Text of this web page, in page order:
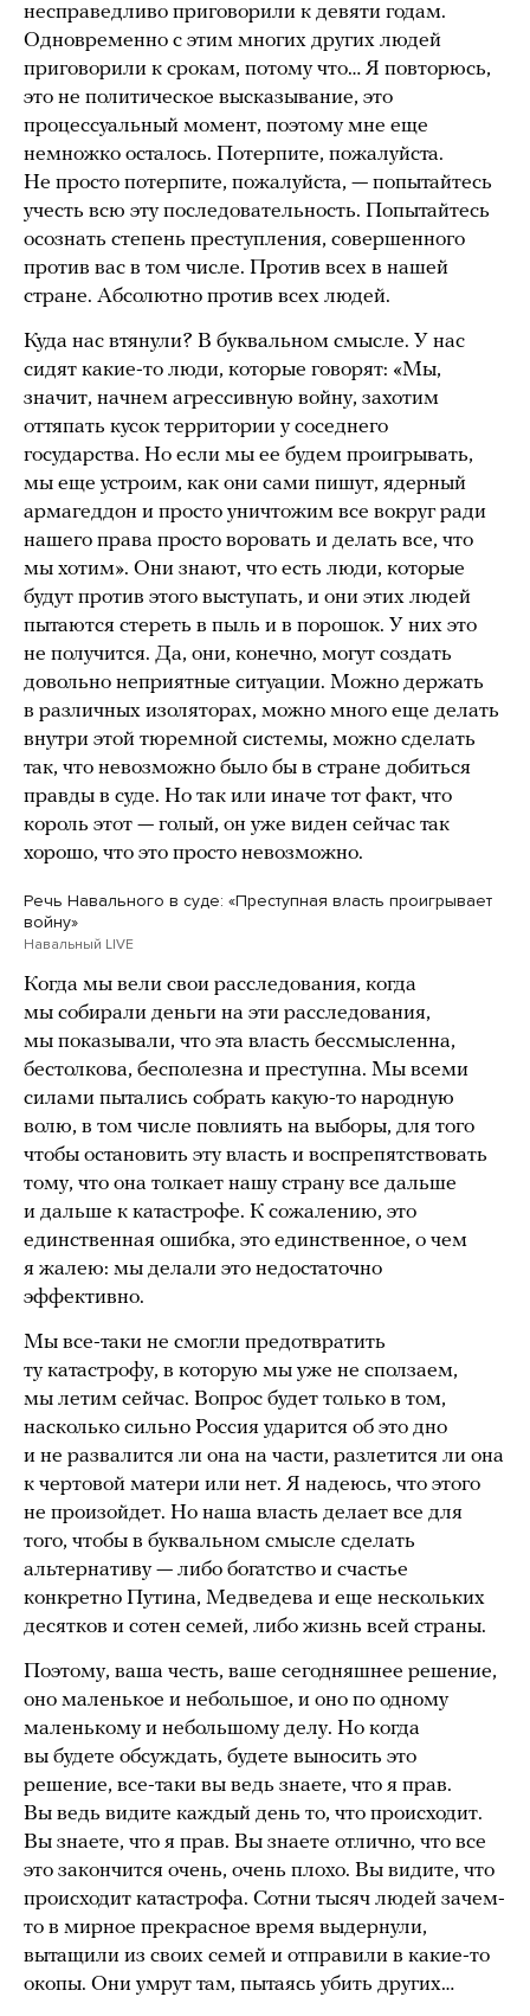
несправедливо приговорили к девяти годам.
Одновременно с этим многих других людей
приговорили к срокам, потому что… Я повторюсь,
это не политическое высказывание, это
процессуальный момент, поэтому мне еще
немножко осталось. Потерпите, пожалуйста.
Не просто потерпите, пожалуйста, — попытайтесь
учесть всю эту последовательность. Попытайтесь
осознать степень преступления, совершенного
против вас в том числе. Против всех в нашей
стране. Абсолютно против всех людей.
Куда нас втянули? В буквальном смысле. У нас
сидят какие-то люди, которые говорят: «Мы,
значит, начнем агрессивную войну, захотим
оттяпать кусок территории у соседнего
государства. Но если мы ее будем проигрывать,
мы еще устроим, как они сами пишут, ядерный
армагеддон и просто уничтожим все вокруг ради
нашего права просто воровать и делать все, что
мы хотим». Они знают, что есть люди, которые
будут против этого выступать, и они этих людей
пытаются стереть в пыль и в порошок. У них это
не получится. Да, они, конечно, могут создать
довольно неприятные ситуации. Можно держать
в различных изоляторах, можно много еще делать
внутри этой тюремной системы, можно сделать
так, что невозможно было бы в стране добиться
правды в суде. Но так или иначе тот факт, что
король этот — голый, он уже виден сейчас так
хорошо, что это просто невозможно.
Речь Навального в суде: «Преступная власть проигрывает
войну»
Навальный LIVE
Когда мы вели свои расследования, когда
мы собирали деньги на эти расследования,
мы показывали, что эта власть бессмысленна,
бестолкова, бесполезна и преступна. Мы всеми
силами пытались собрать какую-то народную
волю, в том числе повлиять на выборы, для того
чтобы остановить эту власть и воспрепятствовать
тому, что она толкает нашу страну все дальше
и дальше к катастрофе. К сожалению, это
единственная ошибка, это единственное, о чем
я жалею: мы делали это недостаточно
эффективно.
Мы все-таки не смогли предотвратить
ту катастрофу, в которую мы уже не сползаем,
мы летим сейчас. Вопрос будет только в том,
насколько сильно Россия ударится об это дно
и не развалится ли она на части, разлетится ли она
к чертовой матери или нет. Я надеюсь, что этого
не произойдет. Но наша власть делает все для
того, чтобы в буквальном смысле сделать
альтернативу — либо богатство и счастье
конкретно Путина, Медведева и еще нескольких
десятков и сотен семей, либо жизнь всей страны.
Поэтому, ваша честь, ваше сегодняшнее решение,
оно маленькое и небольшое, и оно по одному
маленькому и небольшому делу. Но когда
вы будете обсуждать, будете выносить это
решение, все-таки вы ведь знаете, что я прав.
Вы ведь видите каждый день то, что происходит.
Вы знаете, что я прав. Вы знаете отлично, что все
это закончится очень, очень плохо. Вы видите, что
происходит катастрофа. Сотни тысяч людей зачем-
то в мирное прекрасное время выдернули,
вытащили из своих семей и отправили в какие-то
окопы. Они умрут там, пытаясь убить других…